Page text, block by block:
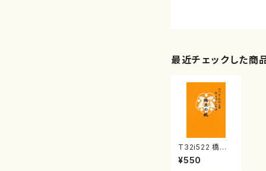
最近チェックした商
T32i522 橋立
の眺（尺八/伊藤
霊燿/楽譜）都山
¥550